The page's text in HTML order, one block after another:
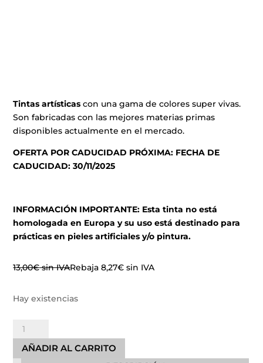
Tintas artísticascon una gama de colores super vivas.
Son fabricadas con las mejores materias primas
disponibles actualmente en el mercado.
OFERTA POR CADUCIDAD PRÓXIMA: FECHA DE
CADUCIDAD: 30/11/2025
INFORMACIÓN IMPORTANTE: Esta tinta no está
homologada en Europa y su uso está destinado para
prácticas en pieles artificiales y/o pintura.
13,00€ sin IVARebaja8,27€ sin IVA
Hay existencias
Blush
Electric
InkAÑADIR AL CARRITO